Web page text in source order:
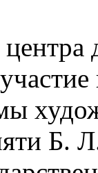
Б.